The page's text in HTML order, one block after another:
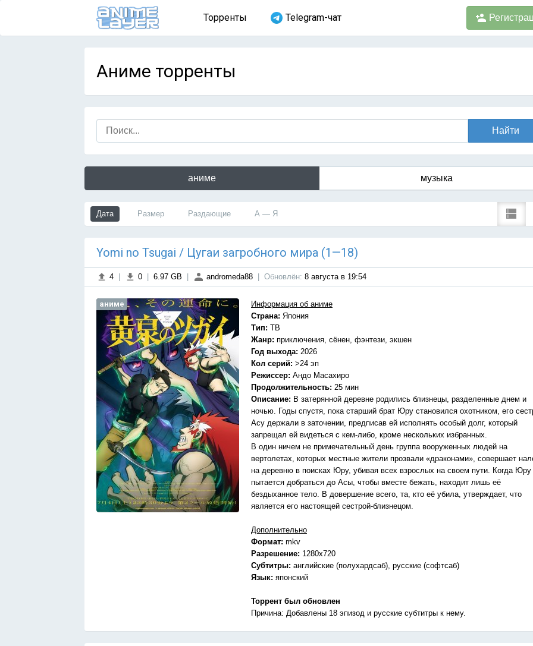
Торренты Telegram-чат
Аниме торренты
аниме музыка
Дата Размер Раздающие А — Я
Yomi no Tsugai / Цугаи загробного мира (1—18)
4 0 6.97 GB andromeda88 Обновлён: 8 августа в 19:54
аниме
Информация об аниме
Страна: Япония
Тип: ТВ
Жанр: приключения, сёнен, фэнтези, экшен
Год выхода: 2026
Кол серий: >24 эп
Режиссер: Андо Масахиро
Продолжительность: 25 мин
Описание: В затерянной деревне родились близнецы, разделенные днем и
ночью. Годы спустя, пока старший брат Юру становился охотником, его
Асу держали в заточении, предписав ей исполнять особый долг, который
запрещал ей видеться с кем-либо, кроме нескольких избранных.
В один ничем не примечательный день группа вооруженных людей на
вертолетах, которых местные жители прозвали «драконами», совершает
на деревню в поисках Юру, убивая всех взрослых на своем пути. Когда Юру
пытается добраться до Асы, чтобы вместе бежать, находит лишь её
бездыханное тело. В довершение всего, та, кто её убила, утверждает, что
является его настоящей сестрой-близнецом.
Дополнительно
Формат: mkv
Разрешение: 1280x720
Субтитры: английские (полухардсаб), русские (софтсаб)
Язык: японский
Торрент был обновлен
Причина: Добавлены 18 эпизод и русские субтитры к нему.